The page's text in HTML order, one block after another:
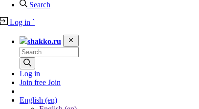
Search
Log in `
shakko.ru
Log in
Join free Join
English (en)